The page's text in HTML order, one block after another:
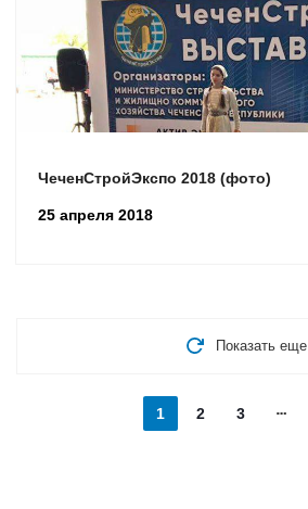
ЧеченСтройЭкспо 2018 (фото)
25 апреля 2018
Показать еще
1 2 3